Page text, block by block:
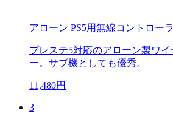
アローン PS5用無線コントロー
プレステ5対応のアローン製ワ
ー。サブ機としても優秀。
11,480円
3